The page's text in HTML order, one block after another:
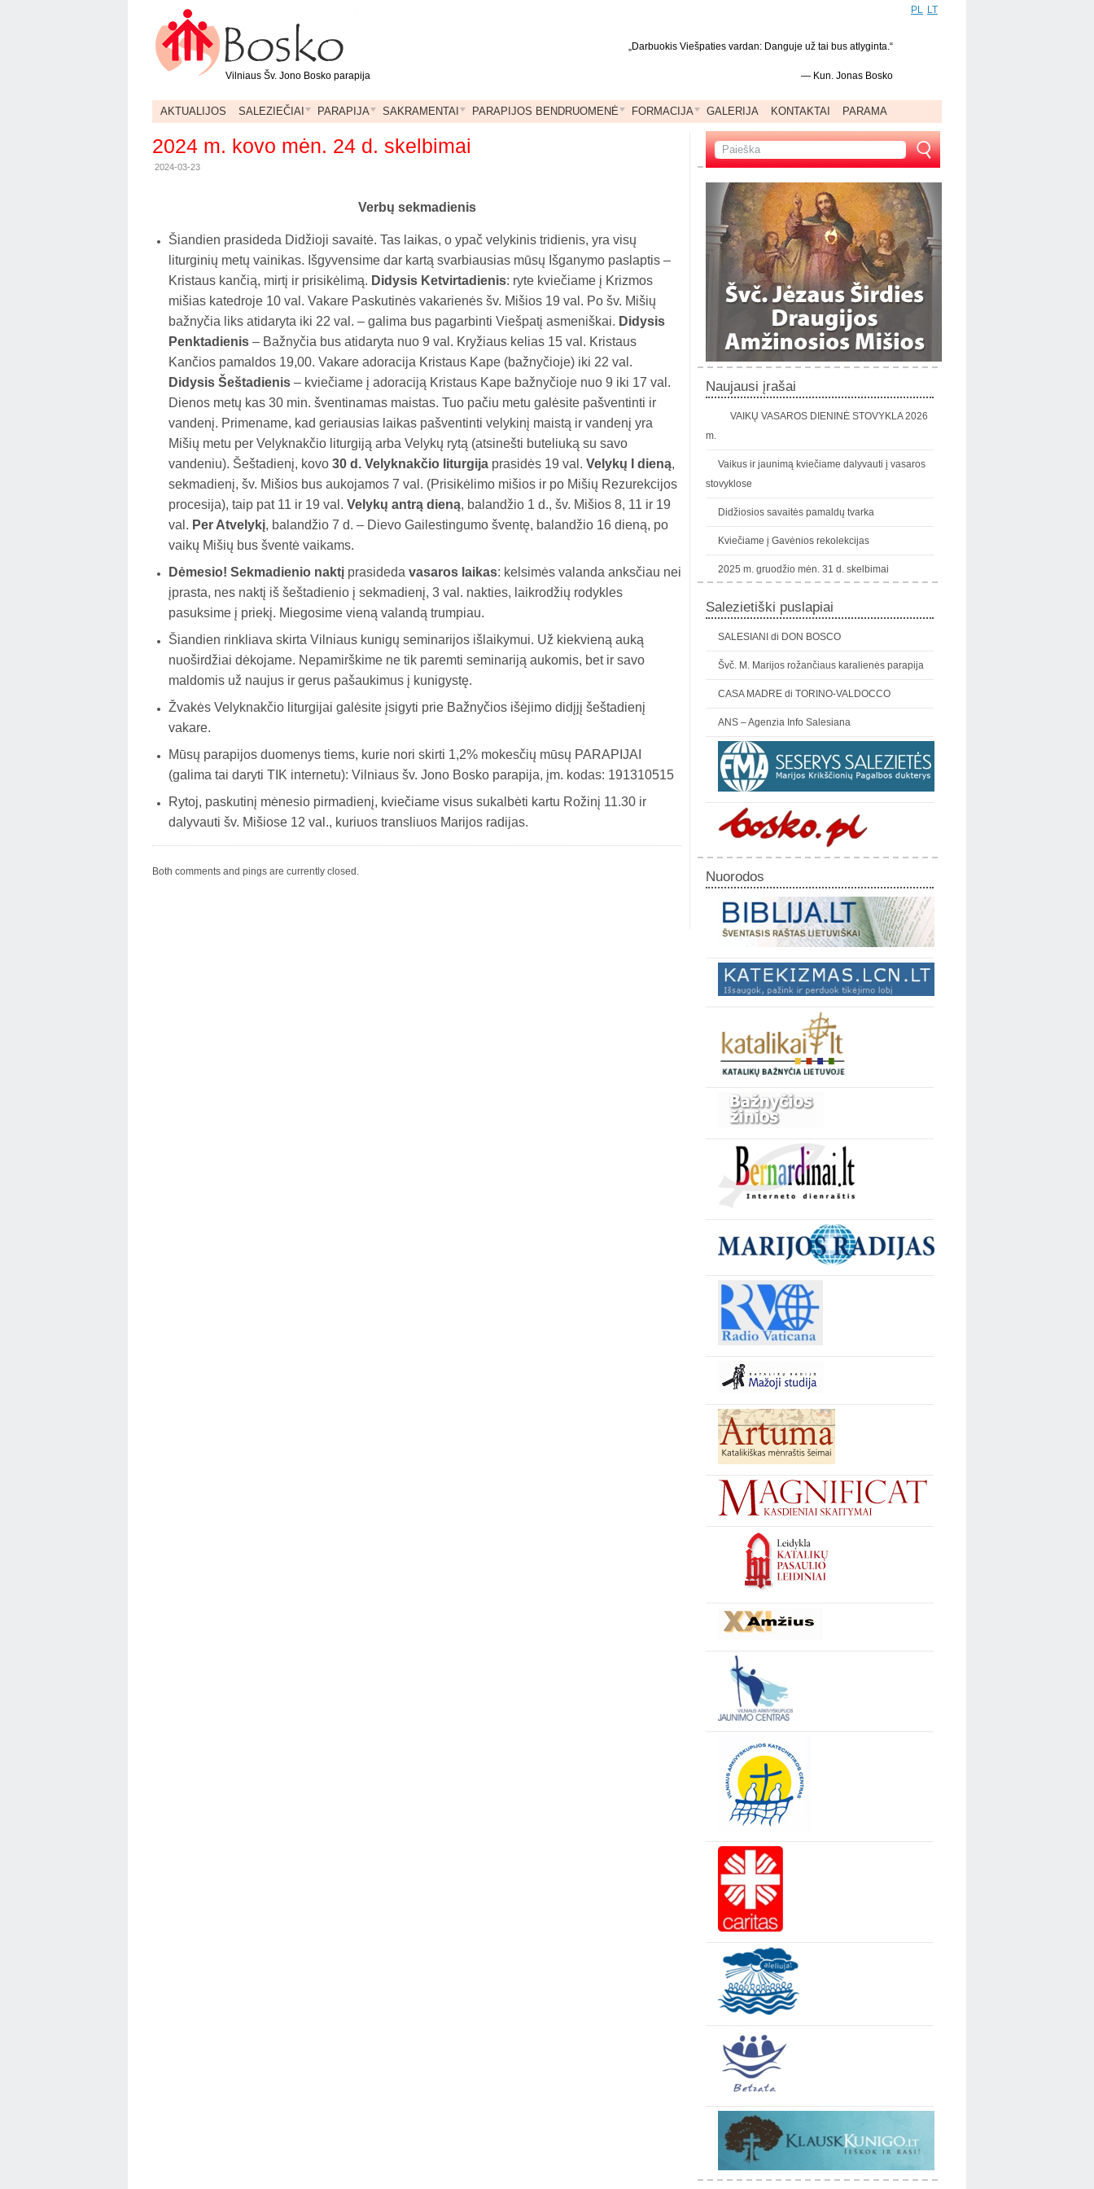
LT
PL
„Darbuokis Viešpaties vardan: Danguje už tai bus atlyginta.“
— Kun. Jonas Bosko
Vilniaus Šv. Jono Bosko parapija
AKTUALIJOS SALEZIEČIAI PARAPIJA SAKRAMENTAI PARAPIJOS BENDRUOMENĖ FORMACIJA GALERIJA KONTAKTAI PARAMA
2024 m. kovo mėn. 24 d. skelbimai
2024-03-23
Verbų sekmadienis
Šiandien prasideda Didžioji savaitė. Tas laikas, o ypač velykinis tridienis, yra visų
liturginių metų vainikas. Išgyvensime dar kartą svarbiausias mūsų Išganymo paslaptis –
Kristaus kančią, mirtį ir prisikėlimą. Didysis Ketvirtadienis: ryte kviečiame į Krizmos
mišias katedroje 10 val. Vakare Paskutinės vakarienės šv. Mišios 19 val. Po šv. Mišių
bažnyčia liks atidaryta iki 22 val. – galima bus pagarbinti Viešpatį asmeniškai. Didysis
Penktadienis – Bažnyčia bus atidaryta nuo 9 val. Kryžiaus kelias 15 val. Kristaus
Kančios pamaldos 19,00. Vakare adoracija Kristaus Kape (bažnyčioje) iki 22 val.
Didysis Šeštadienis – kviečiame į adoraciją Kristaus Kape bažnyčioje nuo 9 iki 17 val.
Dienos metų kas 30 min. šventinamas maistas. Tuo pačiu metu galėsite pašventinti ir
vandenį. Primename, kad geriausias laikas pašventinti velykinį maistą ir vandenį yra
Mišių metu per Velyknakčio liturgiją arba Velykų rytą (atsinešti buteliuką su savo
vandeniu). Šeštadienį, kovo 30 d. Velyknakčio liturgija prasidės 19 val. Velykų I dieną,
sekmadienį, šv. Mišios bus aukojamos 7 val. (Prisikėlimo mišios ir po Mišių Rezurekcijos
procesija), taip pat 11 ir 19 val. Velykų antrą dieną, balandžio 1 d., šv. Mišios 8, 11 ir 19
val. Per Atvelykį, balandžio 7 d. – Dievo Gailestingumo šventę, balandžio 16 dieną, po
vaikų Mišių bus šventė vaikams.
Dėmesio! Sekmadienio naktį prasideda vasaros laikas: kelsimės valanda anksčiau nei
įprasta, nes naktį iš šeštadienio į sekmadienį, 3 val. nakties, laikrodžių rodykles
pasuksime į priekį. Miegosime vieną valandą trumpiau.
Šiandien rinkliava skirta Vilniaus kunigų seminarijos išlaikymui. Už kiekvieną auką
nuoširdžiai dėkojame. Nepamirškime ne tik paremti seminariją aukomis, bet ir savo
maldomis už naujus ir gerus pašaukimus į kunigystę.
Žvakės Velyknakčio liturgijai galėsite įsigyti prie Bažnyčios išėjimo didįjį šeštadienį
vakare.
Mūsų parapijos duomenys tiems, kurie nori skirti 1,2% mokesčių mūsų PARAPIJAI
(galima tai daryti TIK internetu): Vilniaus šv. Jono Bosko parapija, įm. kodas: 191310515
Rytoj, paskutinį mėnesio pirmadienį, kviečiame visus sukalbėti kartu Rožinį 11.30 ir
dalyvauti šv. Mišiose 12 val., kuriuos transliuos Marijos radijas.
Both comments and pings are currently closed.
Naujausi įrašai
VAIKŲ VASAROS DIENINĖ STOVYKLA 2026
m.
Vaikus ir jaunimą kviečiame dalyvauti į vasaros
stovyklose
Didžiosios savaitės pamaldų tvarka
Kviečiame į Gavėnios rekolekcijas
2025 m. gruodžio mėn. 31 d. skelbimai
Salezietiški puslapiai
SALESIANI di DON BOSCO
Švč. M. Marijos rožančiaus karalienės parapija
CASA MADRE di TORINO-VALDOCCO
ANS – Agenzia Info Salesiana
Nuorodos